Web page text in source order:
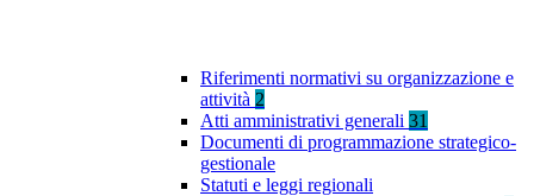
Riferimenti normativi su organizzazione e
attività 2
Atti amministrativi generali 31
Documenti di programmazione strategico-
gestionale
Statuti e leggi regionali